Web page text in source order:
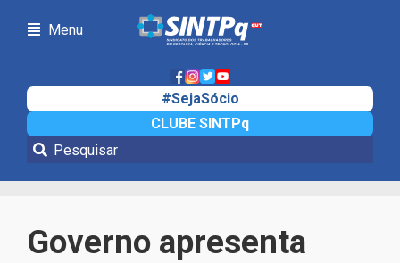
Menu
#SejaSócio
CLUBE SINTPq
Notícias
Governo apresenta